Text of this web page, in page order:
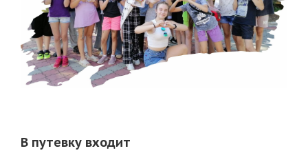
В путевку входит